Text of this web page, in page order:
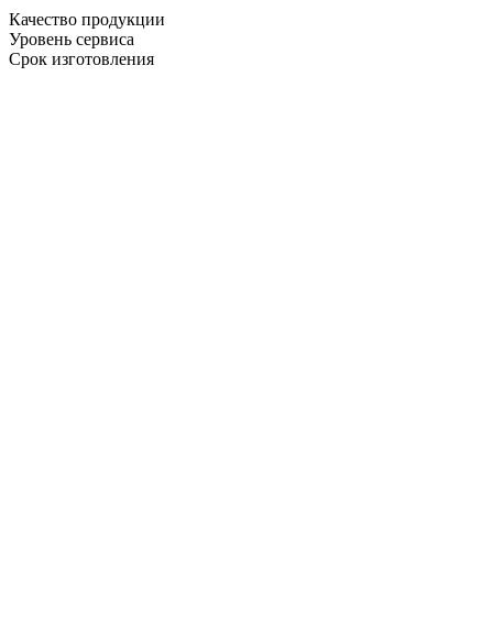
Качество продукции
Уровень сервиса
Срок изготовления